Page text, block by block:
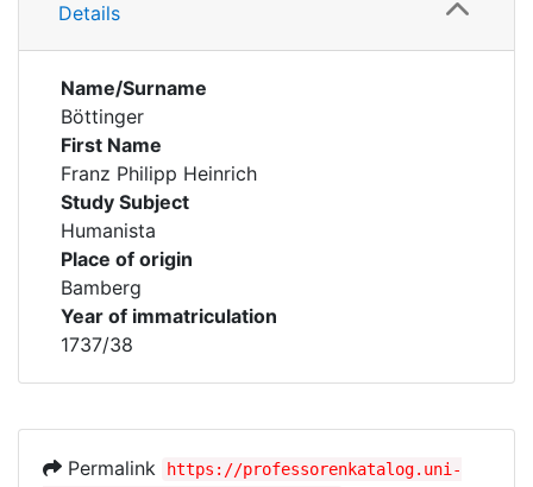
Details
Name/Surname
Böttinger
First Name
Franz Philipp Heinrich
Study Subject
Humanista
Place of origin
Bamberg
Year of immatriculation
1737/38
Permalink
https://professorenkatalog.uni-